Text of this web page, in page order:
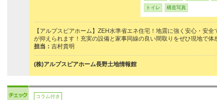
トイレ 構造写真
【アルプスピアホーム】ZEH水準省エネ住宅！地震に強く安心・安
が抑えられます！充実の設備と家事同線の良い間取りをぜひ現地で体
担当： 吉村貴明
(株)アルプスピアホーム長野土地情報館
コラム付き